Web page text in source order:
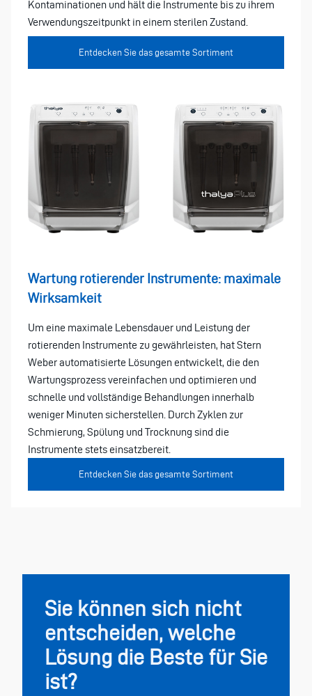
Kontaminationen und hält die Instrumente bis zu ihrem
Verwendungszeitpunkt in einem sterilen Zustand.
Entdecken Sie das gesamte Sortiment
Wartung rotierender Instrumente: maximale
Wirksamkeit
Um eine maximale Lebensdauer und Leistung der
rotierenden Instrumente zu gewährleisten, hat Stern
Weber automatisierte Lösungen entwickelt, die den
Wartungsprozess vereinfachen und optimieren und
schnelle und vollständige Behandlungen innerhalb
weniger Minuten sicherstellen. Durch Zyklen zur
Schmierung, Spülung und Trocknung sind die
Instrumente stets einsatzbereit.
Entdecken Sie das gesamte Sortiment
Sie können sich nicht
entscheiden, welche
Lösung die Beste für Sie
ist?